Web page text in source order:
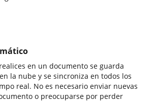
en un documento se guarda
la nube y se sincroniza en todos los
real. No es necesario enviar nuevas
o preocuparse por perder